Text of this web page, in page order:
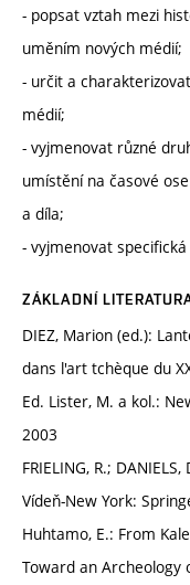
- popsat vztah mezi
uměním nových médií;
- určit a
médií;
- vyjmenovat různé
umístění na časové
a díla;
- vyjmenovat
ZÁKLADNÍ
DIEZ, Marion (ed.):
dans l'art tchèque du
Ed. Lister, M. a kol.:
2003
FRIELING, R.;
Vídeň-New York:
Huhtamo, E.: From
Toward an Archeology